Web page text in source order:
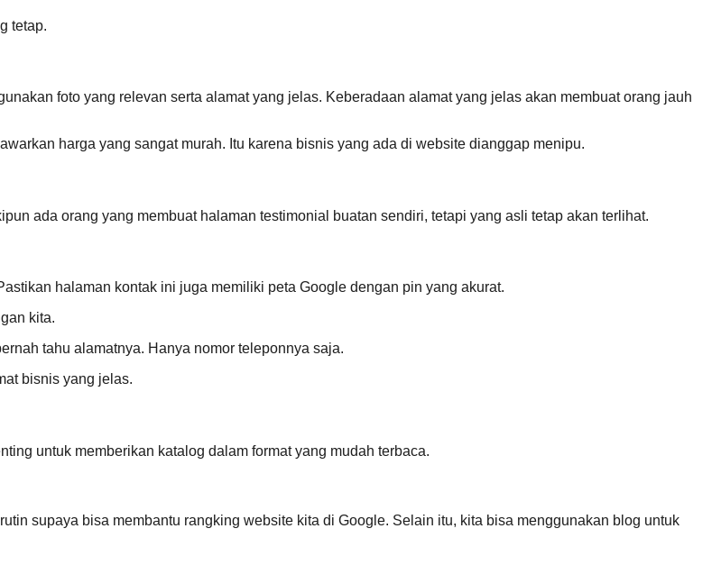
tetap.
foto yang relevan serta alamat yang jelas. Keberadaan alamat yang jelas akan membuat orang jauh
harga yang sangat murah. Itu karena bisnis yang ada di website dianggap menipu.
ada orang yang membuat halaman testimonial buatan sendiri, tetapi yang asli tetap akan terlihat.
halaman kontak ini juga memiliki peta Google dengan pin yang akurat.
kita.
tahu alamatnya. Hanya nomor teleponnya saja.
bisnis yang jelas.
untuk memberikan katalog dalam format yang mudah terbaca.
supaya bisa membantu rangking website kita di Google. Selain itu, kita bisa menggunakan blog untuk